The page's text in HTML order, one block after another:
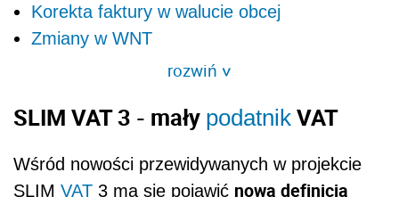
Korekta faktury w walucie obcej
Zmiany w WNT
rozwiń>
SLIM VAT 3 - mały podatnik VAT
Wśród nowości przewidywanych w projekcie
SLIM VAT 3 ma się pojawić nowa definicja